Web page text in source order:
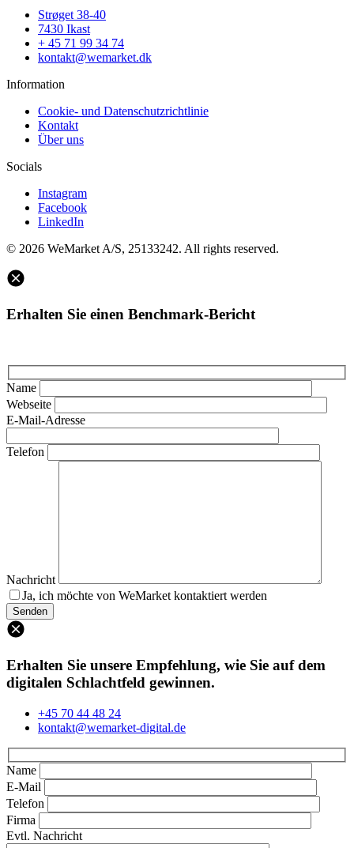
Strøget 38-40
7430 Ikast
+ 45 71 99 34 74
kontakt@wemarket.dk
Information
Cookie- und Datenschutzrichtlinie
Kontakt
Über uns
Socials
Instagram
Facebook
LinkedIn
© 2026 WeMarket A/S, 25133242. All rights reserved.
Erhalten Sie einen Benchmark-Bericht
Name
Webseite
E-Mail-Adresse
Telefon
Nachricht
Ja, ich möchte von WeMarket kontaktiert werden
Erhalten Sie unsere Empfehlung, wie Sie auf dem
digitalen Schlachtfeld gewinnen.
+45 70 44 48 24
kontakt@wemarket-digital.de
Name
E-Mail
Telefon
Firma
Evtl. Nachricht